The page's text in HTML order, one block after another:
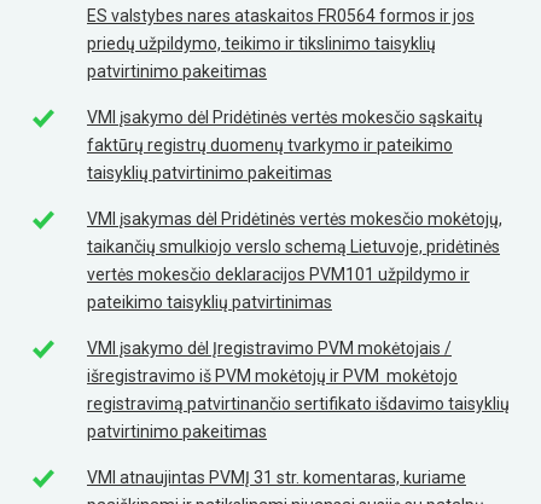
ES valstybes nares ataskaitos FR0564 formos ir jos
priedų užpildymo, teikimo ir tikslinimo taisyklių
patvirtinimo pakeitimas
VMI įsakymo dėl Pridėtinės vertės mokesčio sąskaitų
faktūrų registrų duomenų tvarkymo ir pateikimo
taisyklių patvirtinimo pakeitimas
VMI įsakymas dėl Pridėtinės vertės mokesčio mokėtojų,
taikančių smulkiojo verslo schemą Lietuvoje, pridėtinės
vertės mokesčio deklaracijos PVM101 užpildymo ir
pateikimo taisyklių patvirtinimas
VMI įsakymo dėl Įregistravimo PVM mokėtojais /
išregistravimo iš PVM mokėtojų ir PVM mokėtojo
registravimą patvirtinančio sertifikato išdavimo taisyklių
patvirtinimo pakeitimas
VMI atnaujintas PVMĮ 31 str. komentaras, kuriame